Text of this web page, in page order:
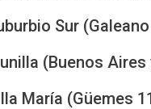
Sur
(Buenos
María (Güemes